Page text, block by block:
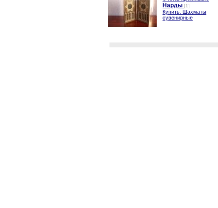
Нарды [1]
Купить. Шахматы
сувенирные